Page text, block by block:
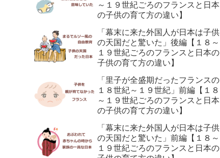
～１９世紀ごろのフランスと日本
の子供の育て方の違い】
「幕末に来た外国人が日本は子供
の天国だと驚いた」後編【１８～
１９世紀ごろのフランスと日本の
子供の育て方の違い】
「里子が全盛期だったフランスの
１８世紀～１９世紀」前編【１８
～１９世紀ごろのフランスと日本
の子供の育て方の違い】
「幕末に来た外国人が日本は子供
の天国だと驚いた」前編【１８～
１９世紀ごろのフランスと日本の